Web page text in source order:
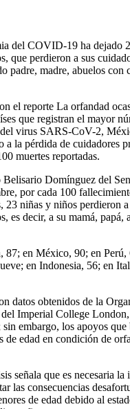
del COVID-19 ha dejado
que perdieron a sus
padre, madre, abuelos con
el reporte La orfandad
que registran el mayor
virus SARS-CoV-2,
a la pérdida de cuidadores
muertes reportadas.
Domínguez del
por cada 100
23 niñas y niños perdieron
es decir, a su mamá, papá,
87; en México, 90; en Perú,
en Indonesia, 56; en
datos obtenidos de la
Imperial College London,
embargo, los apoyos que
de edad en condición de
señala que es necesaria la
las consecuencias
de edad debido al